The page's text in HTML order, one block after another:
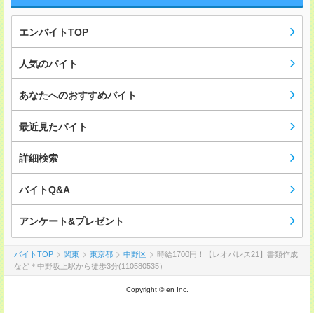
エンバイトTOP
人気のバイト
あなたへのおすすめバイト
最近見たバイト
詳細検索
バイトQ&A
アンケート&プレゼント
バイトTOP 関東 東京都 中野区
時給1700円！【レオパレス21】書類作成
など＊中野坂上駅から徒歩3分(110580535）
Copyright © en Inc.